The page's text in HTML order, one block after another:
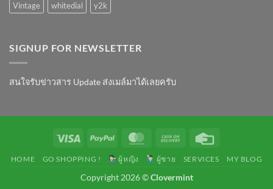
Vintage
whitedial y2k
SIGNUP FOR NEWSLETTER
สนใจรับข่าวสาร Update ส่งเมล์มาได้เลยครับ
Visa PayPal MasterCardCash
Delivery
HOME GO SHOPPING ! ผู้หญิง ผู้ชาย SERVICES MY BLOG
Copyright 2026 ©Clovermint